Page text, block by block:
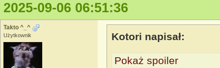
2025-09-06 06:51:36
Takto ^_^
Użytkownik Kotori napisał:
Pokaż spoiler